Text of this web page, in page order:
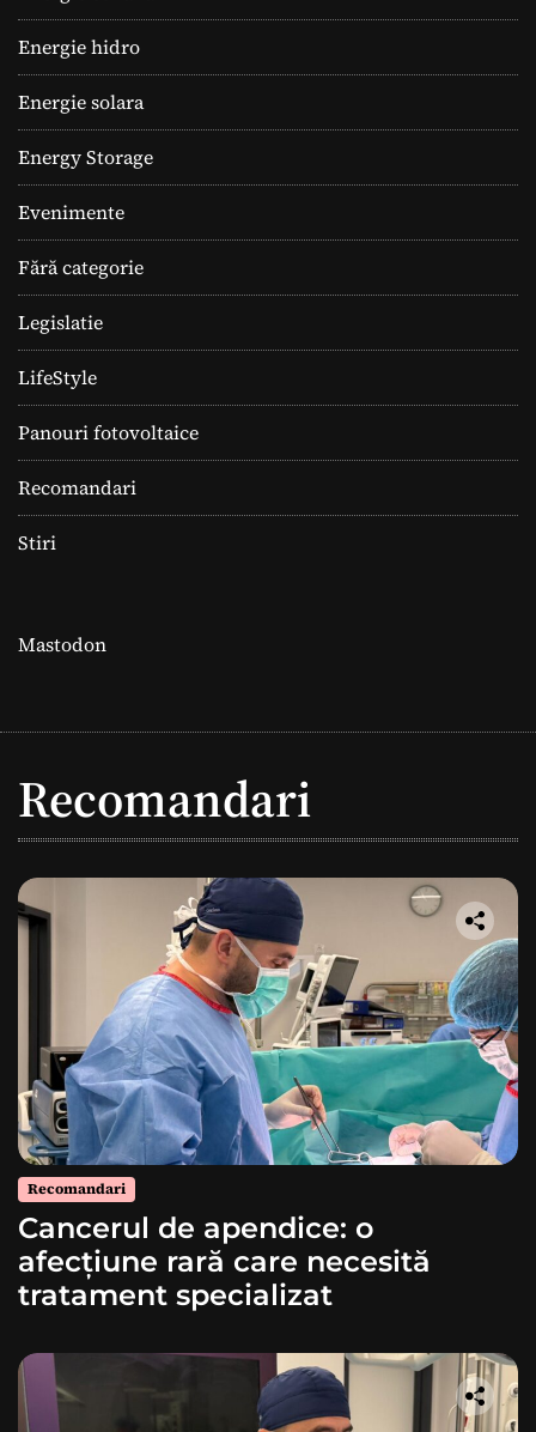
Energie hidro
Energie solara
Energy Storage
Evenimente
Fără categorie
Legislatie
LifeStyle
Panouri fotovoltaice
Recomandari
Stiri
Mastodon
Recomandari
Recomandari
Cancerul de apendice: o
afecțiune rară care necesită
tratament specializat